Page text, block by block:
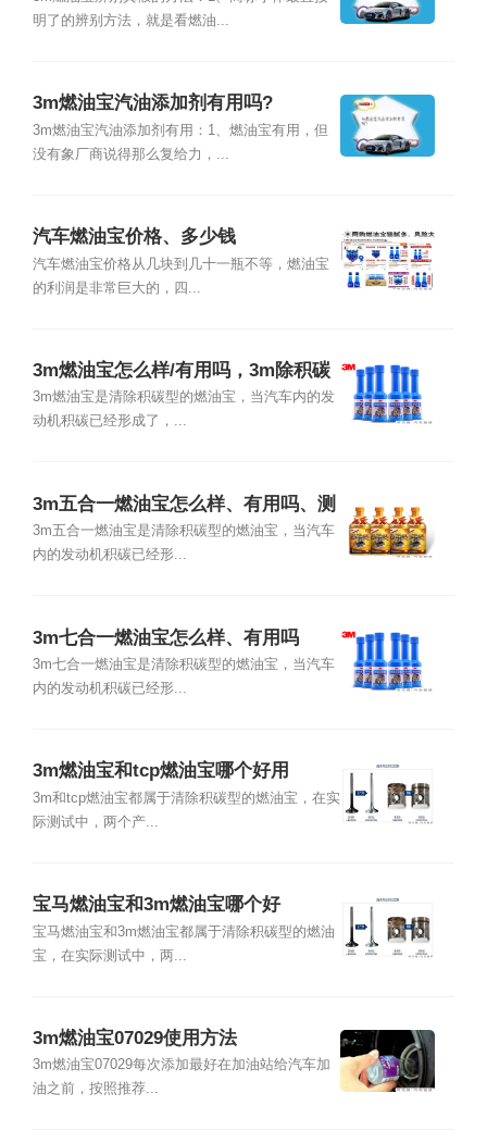
明了的辨别方法，就是看燃油...
3m燃油宝汽油添加剂有用吗?
3m燃油宝汽油添加剂有用：1、燃油宝有用，但
没有象厂商说得那么复给力，...
汽车燃油宝价格、多少钱
汽车燃油宝价格从几块到几十一瓶不等，燃油宝
的利润是非常巨大的，四...
3m燃油宝怎么样/有用吗，3m除积碳
燃油宝好不好
3m燃油宝是清除积碳型的燃油宝，当汽车内的发
动机积碳已经形成了，...
3m五合一燃油宝怎么样、有用吗、测
评
3m五合一燃油宝是清除积碳型的燃油宝，当汽车
内的发动机积碳已经形...
3m七合一燃油宝怎么样、有用吗
3m七合一燃油宝是清除积碳型的燃油宝，当汽车
内的发动机积碳已经形...
3m燃油宝和tcp燃油宝哪个好用
3m和tcp燃油宝都属于清除积碳型的燃油宝，在实
际测试中，两个产...
宝马燃油宝和3m燃油宝哪个好
宝马燃油宝和3m燃油宝都属于清除积碳型的燃油
宝，在实际测试中，两...
3m燃油宝07029使用方法
3m燃油宝07029每次添加最好在加油站给汽车加
油之前，按照推荐...